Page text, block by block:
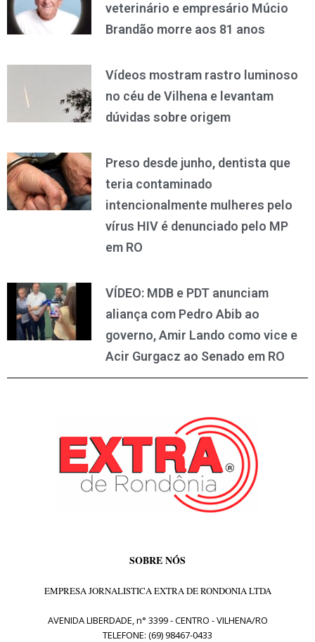
veterinário e empresário Múcio
Brandão morre aos 81 anos
Vídeos mostram rastro luminoso
no céu de Vilhena e levantam
dúvidas sobre origem
Preso desde junho, dentista que
teria contaminado
intencionalmente mulheres pelo
vírus HIV é denunciado pelo MP
em RO
VÍDEO: MDB e PDT anunciam
aliança com Pedro Abib ao
governo, Amir Lando como vice e
Acir Gurgacz ao Senado em RO
SOBRE NÓS
EMPRESA JORNALISTICA EXTRA DE RONDONIA LTDA
AVENIDA LIBERDADE, n° 3399 - CENTRO - VILHENA/RO
TELEFONE: (69) 98467-0433